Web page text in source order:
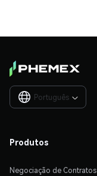
Português 
Produtos
Negociação de Contratos